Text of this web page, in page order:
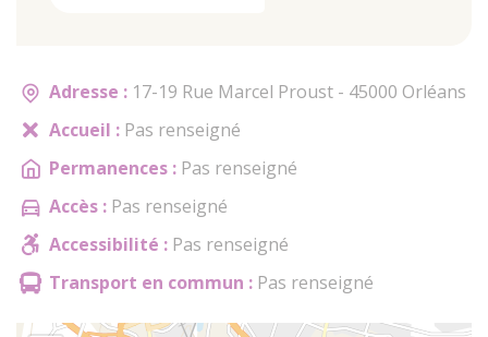
Adresse : 17-19 Rue Marcel Proust - 45000 Orléans
Accueil : Pas renseigné
Permanences : Pas renseigné
Accès : Pas renseigné
Accessibilité : Pas renseigné
Transport en commun : Pas renseigné